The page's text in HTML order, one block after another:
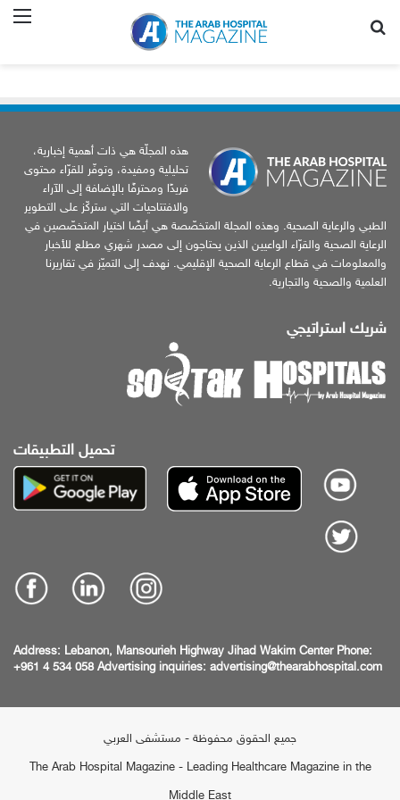
هذه المجلّة هي ذات أهمية إخبارية،
تحليلية ومفيدة، وتوفّر للقرّاء محتوى
فريدًا ومحترفًا بالإضافة إلى الآراء
والافتتاحيات التي ستركّز على التطوير
الطبي والرعاية الصحية. وهذه المجلة المتخصّصة هي أيضًا اختيار المتخصّصين في
الرعاية الصحية والقرّاء الواعيين الذين يحتاجون إلى مصدر شهري مطلع للأخبار
والمعلومات في قطاع الرعاية الصحية الإقليمي. نهدف إلى التميّز في تقاريرنا
العلمية والصحية والتجارية.
شريك استراتيجي
تحميل التطبيقات
Address: Lebanon, Mansourieh Highway Jihad Wakim Center Phone:
+961 4 534 058 Advertising inquiries: advertising@thearabhospital.com
جميع الحقوق محفوظة - مستشفى العربي
The Arab Hospital Magazine - Leading Healthcare Magazine in the
Middle East